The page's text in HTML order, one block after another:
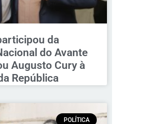
da
do Avante
Augusto Cury à
República
POLÍTICA